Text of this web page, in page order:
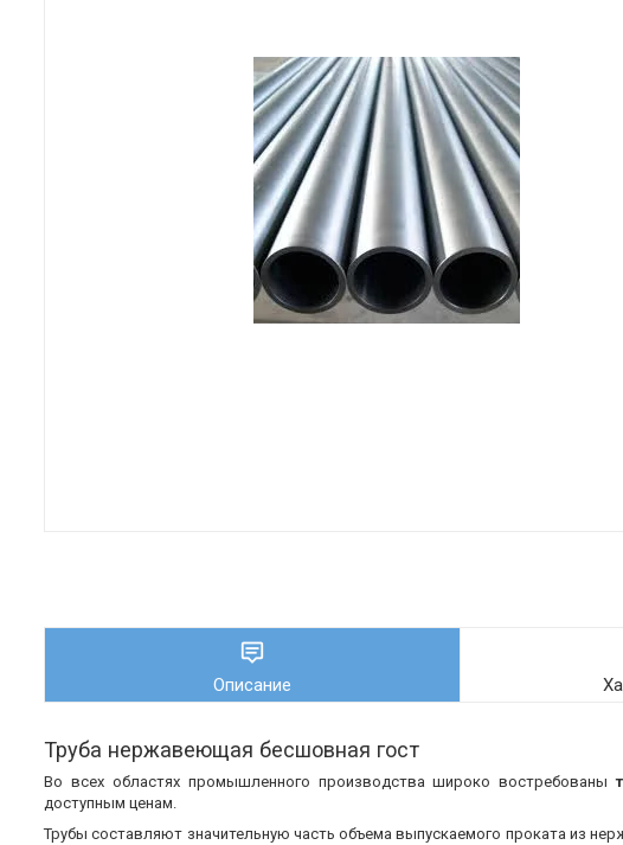
Описание
Труба нержавеющая бесшовная гост
Во всех областях промышленного производства широко востребованы
доступным ценам.
Трубы составляют значительную часть объема выпускаемого проката из